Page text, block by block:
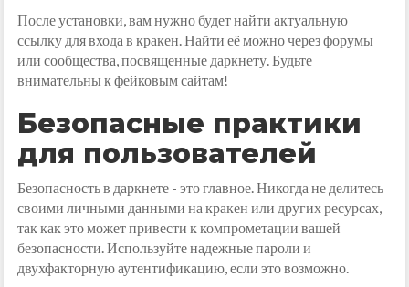
После установки, вам нужно будет найти актуальную
ссылку для входа в кракен. Найти её можно через форумы
или сообщества, посвященные даркнету. Будьте
внимательны к фейковым сайтам!
Безопасные практики
для пользователей
Безопасность в даркнете - это главное. Никогда не делитесь
своими личными данными на кракен или других ресурсах,
так как это может привести к компрометации вашей
безопасности. Используйте надежные пароли и
двухфакторную аутентификацию, если это возможно.